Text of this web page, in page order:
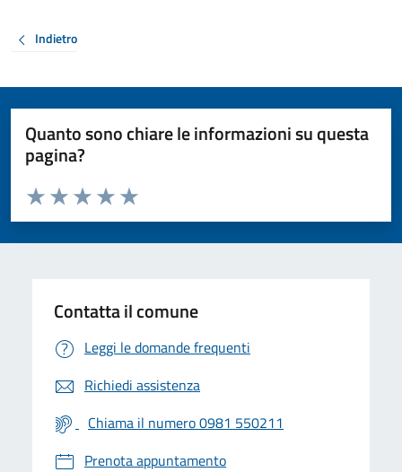
Indietro
Quanto sono chiare le informazioni su questa
pagina?
Valuta da 1 a 5 stelle la pagina
Valuta 5 stelle su 5
Valuta 4 stelle su 5
Valuta 3 stelle su 5
Valuta 2 stelle su 5
Valuta 1 stelle su 5
Contatta il comune
Leggi le domande frequenti
Richiedi assistenza
Chiama il numero 0981 550211
Prenota appuntamento